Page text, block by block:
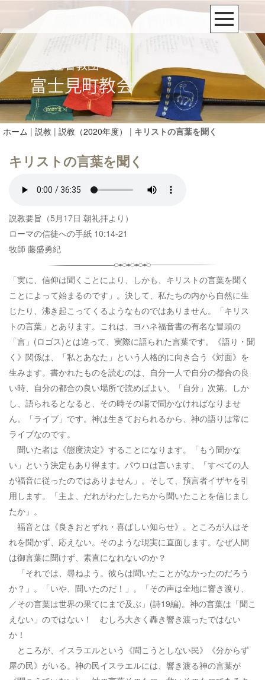
ホーム | 説教 | 説教（2020年度） | キリストの言葉を聞く
キリストの言葉を聞く
説教要旨（5月17日 朝礼拝より）
ローマの信徒への手紙 10:14-21
牧師 藤盛勇紀
「実に、信仰は聞くことにより、しかも、キリストの言葉を聞く
ことによって始まるのです」。決して、私たちの内から自然に生
じたり、沸き起こってくるようなものではありません。「キリス
トの言葉」とあります。これは、ヨハネ福音書の有名な冒頭の
「言」(ロゴス)とは違って、実際に語られた言葉です。《語り・聞
く》関係は、「私とあなた」という人格的に向き合う《対面》を
生みます。書かれたものを読むのは、自分一人で自分の都合の良
い時、自分の都合の良い場所で読めばよい、「自分」次第。しか
し、語られるとなると、その時その場で聞かなければなりませ
ん。「ライブ」です。神は生きておられるから、神の語りは常に
ライブなのです。
聞いた者は《態度決定》することになります。「もう聞かな
い」という決定もあり得ます。パウロは言います、「すべての人
が福音に従ったのではありません」。そして、預言者イザヤを引
用します。「主よ、だれがわたしたちから聞いたことを信じまし
たか」。
福音とは《良きおとずれ・喜ばしい知らせ》。ところが人はそ
れを聞かず、応えない。そのような現実に直面します。なぜ人間
は御言葉に聞けず、素直になれないのか？
「それでは、尋ねよう。彼らは聞いたことがなかったのだろう
か？」。「いや、聞いたのだ！」。「その声は全地に響き渡り、
／その言葉は世界の果てにまで及ぶ」(詩19編)。神の言葉は「聞こ
えない」のではない！ むしろ大きく轟き響き渡ったではない
か！
ところが、イスラエルという《聞こうとしない民》《分からず
屋の民》がいる。神の民イスラエルには、響き渡る神の言葉が